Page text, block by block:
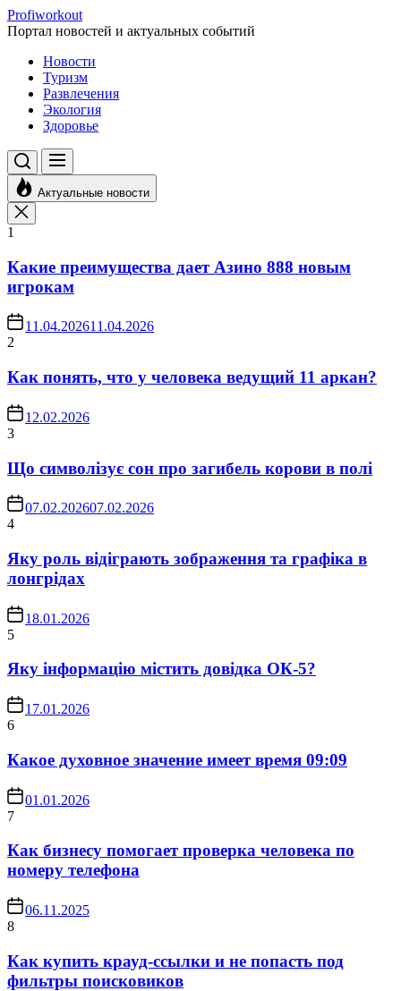
Перейти
к
Profiworkout
Портал новостей и актуальных событий
Новости
Туризм
Развлечения
Экология
Здоровье
Актуальные новости
1
Какие преимущества дает Азино 888 новым
игрокам
11.04.202611.04.2026
2
Как понять, что у человека ведущий 11 аркан?
12.02.2026
3
Що символізує сон про загибель корови в полі
07.02.202607.02.2026
4
Яку роль відіграють зображення та графіка в
лонгрідах
18.01.2026
5
Яку інформацію містить довідка ОК-5?
17.01.2026
6
Какое духовное значение имеет время 09:09
01.01.2026
7
Как бизнесу помогает проверка человека по
номеру телефона
06.11.2025
8
Как купить крауд-ссылки и не попасть под
фильтры поисковиков